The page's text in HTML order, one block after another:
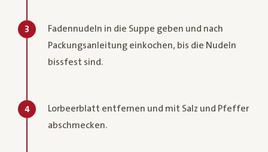
3
Fadennudeln in die Suppe geben und nach
Packungsanleitung einkochen, bis die Nudeln
bissfest sind.
4
Lorbeerblatt entfernen und mit Salz und Pfeffer
abschmecken.